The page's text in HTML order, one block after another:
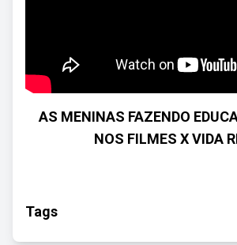
AS MENINAS FAZENDO
NOS FILMES X VIDA
Tags